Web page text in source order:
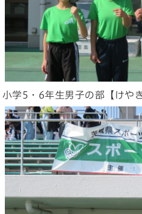
小学5・6年生男子の部【けや